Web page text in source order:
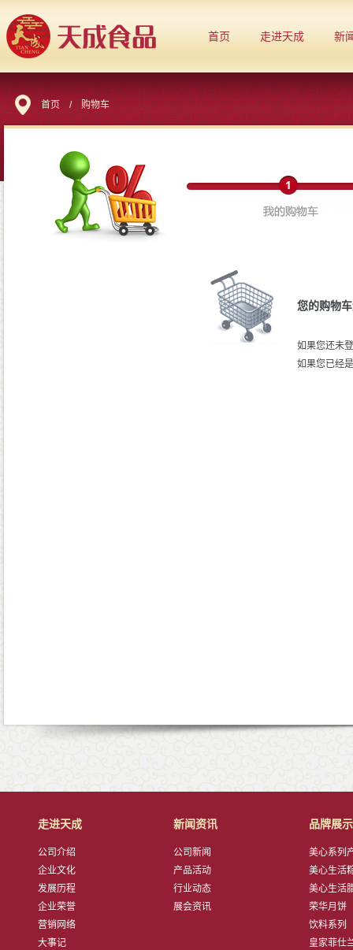
首页 走进天成 新
首页/购物车
您的购物
如果您还未
如果您已经
走进天成
公司介绍
企业文化
发展历程
企业荣誉
营销网络
大事记
新闻资讯
公司新闻
产品活动
行业动态
展会资讯
品牌展示
美心系列
美心生活
美心生活
荣华月饼
饮料系列
皇家菲仕